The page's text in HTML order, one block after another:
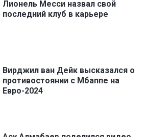
Лионель Месси назвал свой
последний клуб в карьере
Вирджил ван Дейк высказался о
противостоянии с Мбаппе на
Евро-2024